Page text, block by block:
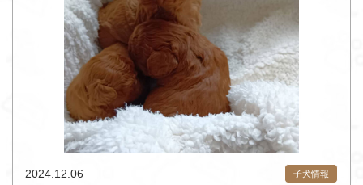
2024.12.06 子犬情報